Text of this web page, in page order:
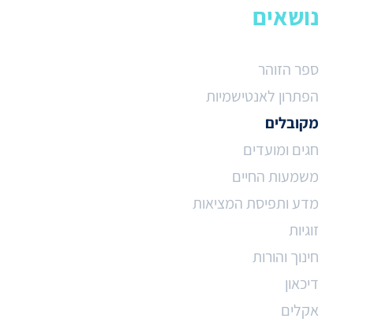
נושאים
ספר הזוהר
הפתרון לאנטישמיות
מקובלים
חגים ומועדים
משמעות החיים
מדע ותפיסת המציאות
זוגיות
חינוך והורות
דיכאון
אקלים